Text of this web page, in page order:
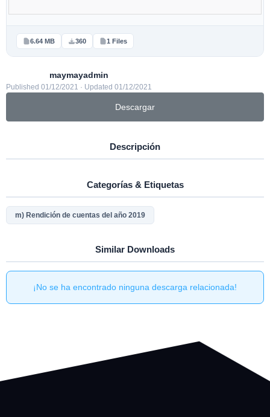
6.64 MB 360 1 Files
maymayadmin
Published 01/12/2021 · Updated 01/12/2021
Descargar
Descripción
Categorías & Etiquetas
m) Rendición de cuentas del año 2019
Similar Downloads
¡No se ha encontrado ninguna descarga relacionada!